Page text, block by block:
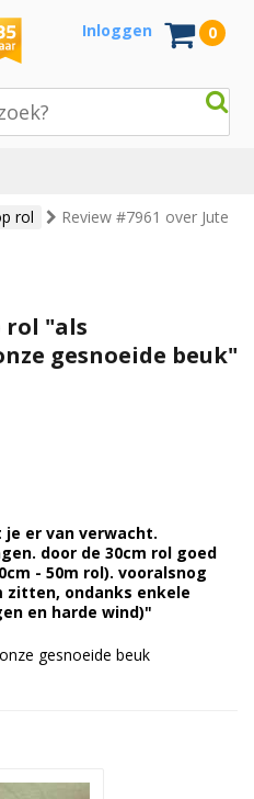
Inloggen 0
rol
Review #7961 over Jute
rol "als
gesnoeide beuk"
er van verwacht.
door de 30cm rol goed
- 50m rol). vooralsnog
ondanks enkele
en harde wind)"
gesnoeide beuk